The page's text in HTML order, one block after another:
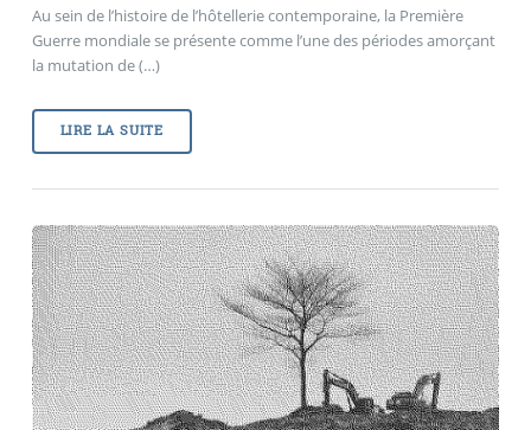
Au sein de l’histoire de l’hôtellerie contemporaine, la Première
Guerre mondiale se présente comme l’une des périodes amorçant
la mutation de (…)
LIRE LA SUITE